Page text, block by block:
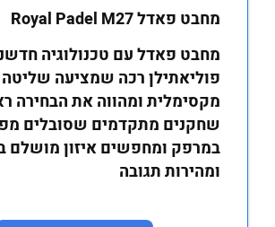
מחבט פאדל Royal Padel M27
מחבט פאדל עם טכנולוגיה
פוליאתילן רכה שמציעה שליטה
מקסימלית ומהווה את הבחירה
שחקנים מתקדמים שסובלים
במרפק ומחפשים איזון מושלם
ומהירות תגובה